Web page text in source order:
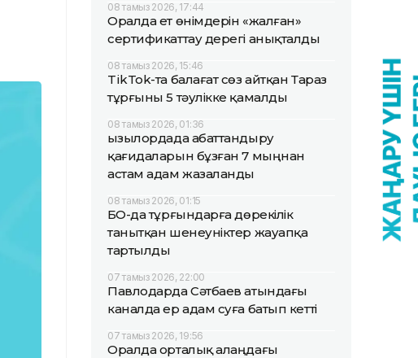
08 тамыз 2026, 17:44
Оралда ет өнімдерін «жалған»
сертификаттау дерегі анықталды
08 тамыз 2026, 15:46
TikTok-та балағат сөз айтқан Тараз
тұрғыны 5 тәулікке қамалды
08 тамыз 2026, 01:36
Қызылордада абаттандыру
қағидаларын бұзған 7 мыңнан
астам адам жазаланды
08 тамыз 2026, 01:15
БҚО-да тұрғындарға дөрекілік
танытқан шенеуніктер жауапқа
тартылды
07 тамыз 2026, 22:00
Павлодарда Сәтбаев атындағы
каналда ер адам суға батып кетті
07 тамыз 2026, 19:56
Оралда орталық алаңдағы